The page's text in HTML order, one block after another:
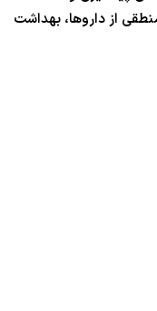
از داروها، بهداشت